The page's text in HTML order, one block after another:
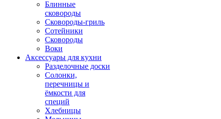
Блинные
сковороды
Сковороды-гриль
Сотейники
Сковороды
Воки
Аксессуары для кухни
Разделочные доски
Солонки,
перечницы и
ёмкости для
специй
Хлебницы